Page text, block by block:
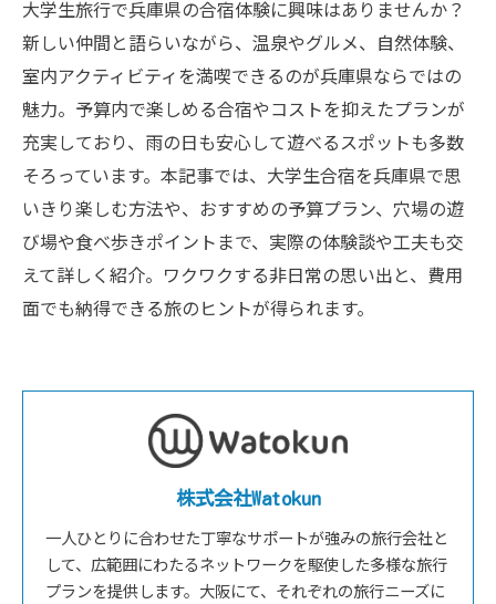
大学生旅行で兵庫県の合宿体験に興味はありませんか？
新しい仲間と語らいながら、温泉やグルメ、自然体験、
室内アクティビティを満喫できるのが兵庫県ならではの
魅力。予算内で楽しめる合宿やコストを抑えたプランが
充実しており、雨の日も安心して遊べるスポットも多数
そろっています。本記事では、大学生合宿を兵庫県で思
いきり楽しむ方法や、おすすめの予算プラン、穴場の遊
び場や食べ歩きポイントまで、実際の体験談や工夫も交
えて詳しく紹介。ワクワクする非日常の思い出と、費用
面でも納得できる旅のヒントが得られます。
株式会社Watokun
一人ひとりに合わせた丁寧なサポートが強みの旅行会社と
して、広範囲にわたるネットワークを駆使した多様な旅行
プランを提供します。大阪にて、それぞれの旅行ニーズに